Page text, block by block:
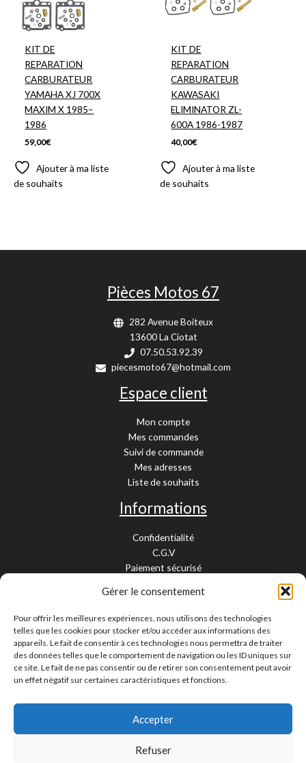
Gérer le consentement
Pour offrir les meilleures expériences, nous utilisons des technologies
telles que les cookies pour stocker et/ou accéder aux informations des
appareils. Le fait de consentir à ces technologies nous permettra de traiter
des données telles que le comportement de navigation ou les ID uniques sur
ce site. Le fait de ne pas consentir ou de retirer son consentement peut avoir
un effet négatif sur certaines caractéristiques et fonctions.
Accepter
Refuser
KIT DE
REPARATION
CARBURATEUR
YAMAHA XJ 700X
MAXIM X 1985–
1986
59,00€
Ajouter à ma liste
de souhaits
KIT DE
REPARATION
CARBURATEUR
KAWASAKI
ELIMINATOR ZL-
600A 1986-1987
40,00€
Ajouter à ma liste
de souhaits
Pièces Motos 67
282 Avenue Boiteux
13600 La Ciotat
07.50.53.92.39
piecesmoto67@hotmail.com
Espace client
Mon compte
Mes commandes
Suivi de commande
Mes adresses
Liste de souhaits
Informations
Confidentialité
C.G.V
Paiement sécurisé
Livraison et retour
Mentions légales
Cookies
Contact
Paiement sécurisé
Livraison 24/48H et 10/15 jours